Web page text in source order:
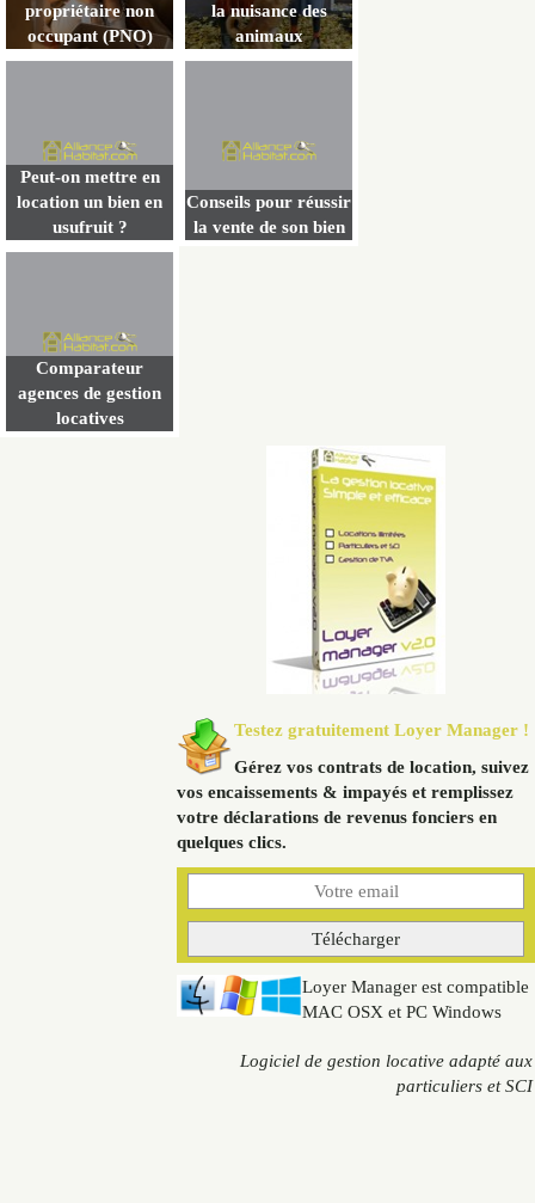
propriétaire non
occupant (PNO)
la nuisance des
animaux
Peut-on mettre en
location un bien en
usufruit ?
Conseils pour réussir
la vente de son bien
Comparateur
agences de gestion
locatives
Testez gratuitement Loyer Manager !
Gérez vos contrats de location, suivez
vos encaissements & impayés et remplissez
votre déclarations de revenus fonciers en
quelques clics.
Loyer Manager est compatible
MAC OSX et PC Windows
Logiciel de gestion locative adapté aux
particuliers et SCI